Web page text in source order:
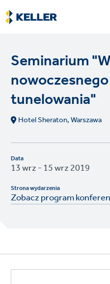
Skip
to
main
Seminarium
nowoczesnego
tunelowania"
Hotel Sheraton, Warszawa
Data
13 wrz - 15 wrz 2019
Strona wydarzenia
Zobacz program